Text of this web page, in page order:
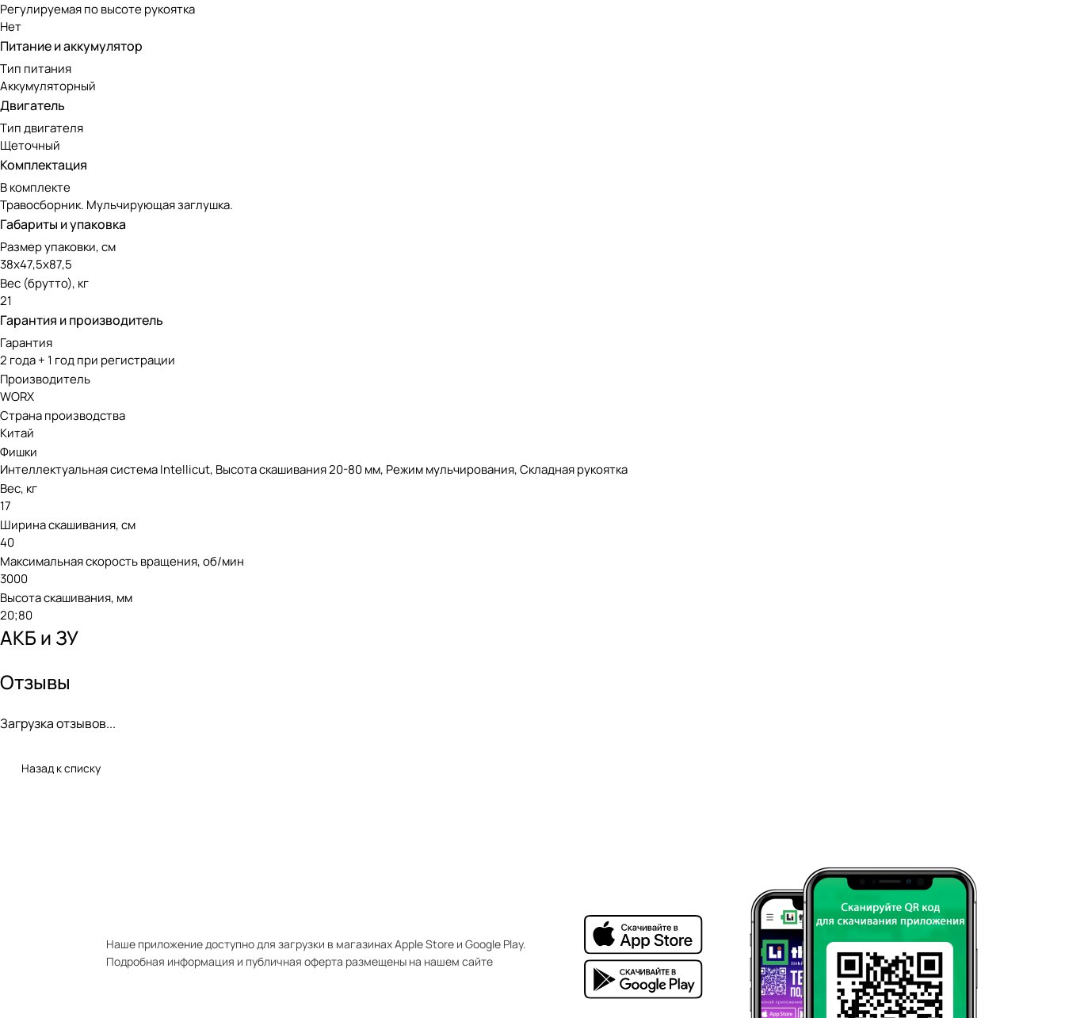
Регулируемая по высоте рукоятка
Нет
Питание и аккумулятор
Тип питания
Аккумуляторный
Двигатель
Тип двигателя
Щеточный
Комплектация
В комплекте
Травосборник. Мульчирующая заглушка.
Габариты и упаковка
Размер упаковки, см
38х47,5х87,5
Вес (брутто), кг
21
Гарантия и производитель
Гарантия
2 года + 1 год при регистрации
Производитель
WORX
Страна производства
Китай
Фишки
Интеллектуальная система Intellicut, Высота скашивания 20-80 мм, Режим мульчирования, Складная рукоятка
Вес, кг
17
Ширина скашивания, см
40
Максимальная скорость вращения, об/мин
3000
Высота скашивания, мм
20;80
АКБ и ЗУ
Отзывы
Загрузка отзывов...
Назад к списку
Наше приложение доступно для загрузки в магазинах Apple Store и Google Play.
Подробная информация и публичная оферта размещены на нашем сайте